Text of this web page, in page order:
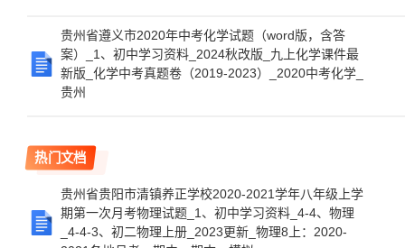
贵州省遵义市2020年中考化学试题（word版，含答
案）_1、初中学习资料_2024秋改版_九上化学课件最
新版_化学中考真题卷（2019-2023）_2020中考化学_
贵州
热门文档
贵州省贵阳市清镇养正学校2020-2021学年八年级上学
期第一次月考物理试题_1、初中学习资料_4-4、物理
_4-4-3、初二物理上册_2023更新_物理8上：2020-